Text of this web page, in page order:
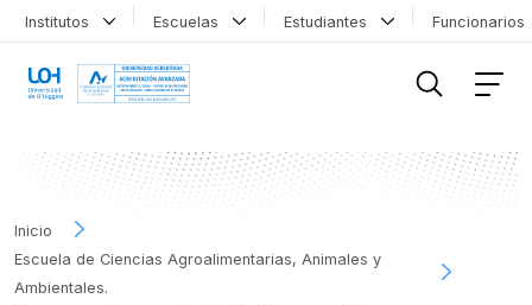
Institutos Escuelas Estudiantes
Inicio
Escuela de Ciencias Agroalimentarias, Animales y
Ambientales.